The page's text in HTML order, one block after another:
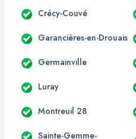
Crécy-Couvé
Garancières-en-Drouais
Germainville
Luray
Montreuil 28
Sainte-Gemme-